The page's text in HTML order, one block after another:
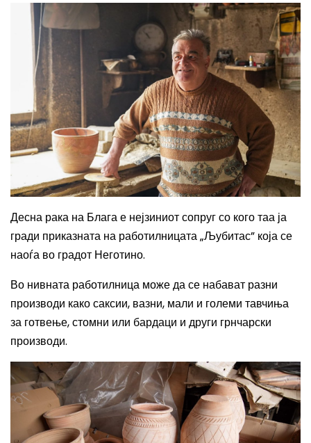
Десна рака на Блага е нејзиниот сопруг со кого таа ја
гради приказната на работилницата „Љубитас” која се
наоѓа во градот Неготино.
Во нивната работилница може да се набават разни
производи како саксии, вазни, мали и големи тавчиња
за готвење, стомни или бардаци и други грнчарски
производи.